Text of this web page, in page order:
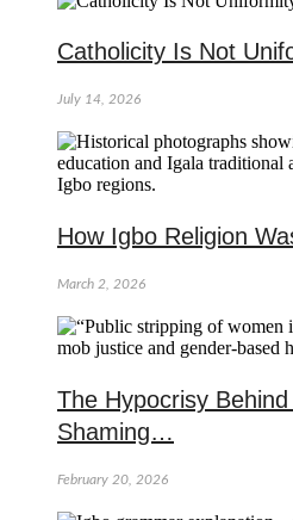
Catholicity Is Not
July 14, 2026
How Igbo Religion
March 2, 2026
The Hypocrisy
Shaming…
February 20, 2026